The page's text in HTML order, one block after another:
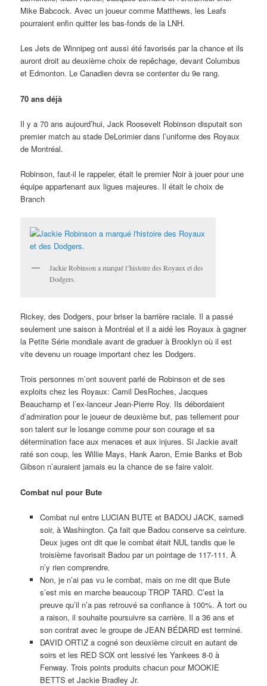
Mike Babcock. Avec un joueur comme Matthews, les Leafs
pourraient enfin quitter les bas-fonds de la LNH.
Les Jets de Winnipeg ont aussi été favorisés par la chance et ils
auront droit au deuxième choix de repêchage, devant Columbus
et Edmonton. Le Canadien devra se contenter du 9e rang.
70 ans déjà
Il y a 70 ans aujourd’hui, Jack Roosevelt Robinson disputait son
premier match au stade DeLorimier dans l’uniforme des Royaux
de Montréal.
Robinson, faut-il le rappeler, était le premier Noir à jouer pour une
équipe appartenant aux ligues majeures. Il était le choix de
Branch
Jackie Robinson a marqué l’histoire des Royaux et des
Dodgers.
Rickey, des Dodgers, pour briser la barrière raciale. Il a passé
seulement une saison à Montréal et il a aidé les Royaux à gagner
la Petite Série mondiale avant de graduer à Brooklyn où il est
vite devenu un rouage important chez les Dodgers.
Trois personnes m’ont souvent parlé de Robinson et de ses
exploits chez les Royaux: Camil DesRoches, Jacques
Beauchamp et l’ex-lanceur Jean-Pierre Roy. Ils débordaient
d’admiration pour le joueur de deuxième but, pas tellement pour
son talent sur le losange comme pour son courage et sa
détermination face aux menaces et aux injures. Si Jackie avait
raté son coup, les Willie Mays, Hank Aaron, Ernie Banks et Bob
Gibson n’auraient jamais eu la chance de se faire valoir.
Combat nul pour Bute
Combat nul entre LUCIAN BUTE et BADOU JACK, samedi
soir, à Washington. Ça fait que Badou conserve sa ceinture.
Deux juges ont dit que le combat était NUL tandis que le
troisième favorisait Badou par un pointage de 117-111. À
n’y rien comprendre.
Non, je n’ai pas vu le combat, mais on me dit que Bute
s’est mis en marche beaucoup TROP TARD. C’est la
preuve qu’il n’a pas retrouvé sa confiance à 100%. À tort ou
a raison, il souhaite poursuivre sa carrière. Il a 36 ans et
son contrat avec le groupe de JEAN BÉDARD est terminé.
DAVID ORTIZ a cogné son deuxième circuit en autant de
soirs et les RED SOX ont lessivé les Yankees 8-0 à
Fenway. Trois points produits chacun pour MOOKIE
BETTS et Jackie Bradley Jr.